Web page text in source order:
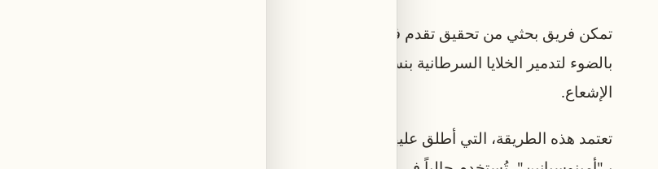
تمكن فريق بحثي من تحقيق تقدم في علاج السرطان باستخدام تقنية تعتمد على تحفيز جزيئات دقيقة
الإشعاع.
تعتمد هذه الطريقة، التي أطلق عليها اسم "المطرقة الجزيئية"، على استخدام أصباغ اصطناعية تعرف